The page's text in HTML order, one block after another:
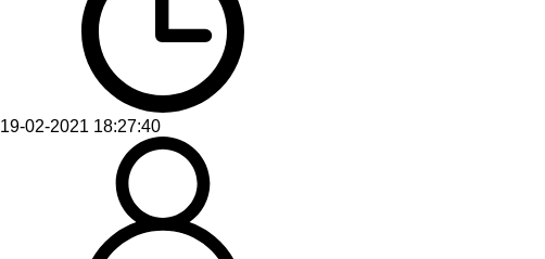
19-02-2021 18:27:40